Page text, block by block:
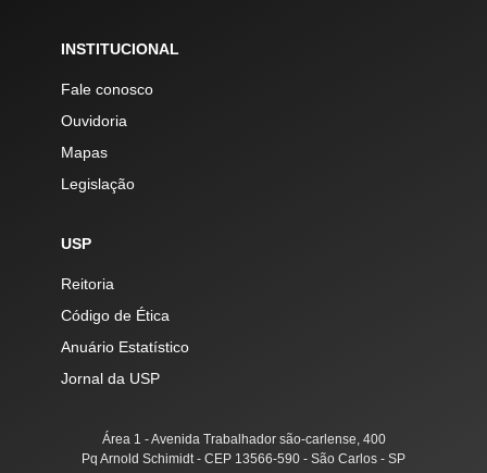
INSTITUCIONAL
Fale conosco
Ouvidoria
Mapas
Legislação
USP
Reitoria
Código de Ética
Anuário Estatístico
Jornal da USP
Área 1 - Avenida Trabalhador são-carlense, 400
Pq Arnold Schimidt - CEP 13566-590 - São Carlos - SP